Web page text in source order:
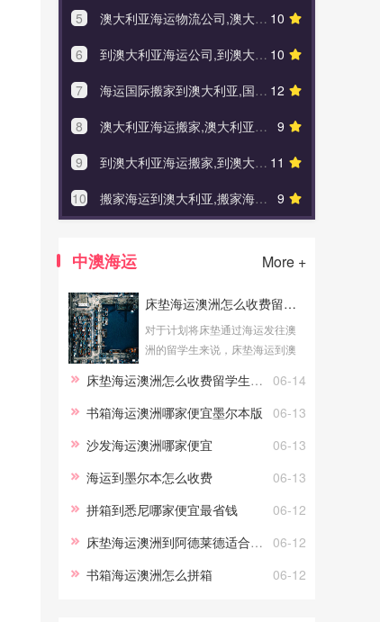
10
5
澳大利亚海运物流公司,澳大利亚海运物流公司排名
10
6
到澳大利亚海运公司,到澳大利亚海运公司怎么走
12
7
海运国际搬家到澳大利亚,国际搬家公司排名前十名推荐
9
8
澳大利亚海运搬家,澳大利亚海运搬家多少钱
11
9
到澳大利亚海运搬家,到澳大利亚海运搬家多少钱
9
10 搬家海运到澳大利亚,搬家海运到澳大利亚多少钱
中澳海运 More +
床垫海运澳洲怎么收费留学生必看
对于计划将床垫通过海运发往澳
洲的留学生来说，床垫海运到澳
解床垫海运澳洲怎么收费留学生
必看的具体情况，可以帮助您更
06-14
床垫海运澳洲怎么收费留学生必看
06-13
书箱海运澳洲哪家便宜墨尔本版
06-13
沙发海运澳洲哪家便宜
06-13
海运到墨尔本怎么收费
06-12
拼箱到悉尼哪家便宜最省钱
06-12
床垫海运澳洲到阿德莱德适合寄什么
06-12
书箱海运澳洲怎么拼箱